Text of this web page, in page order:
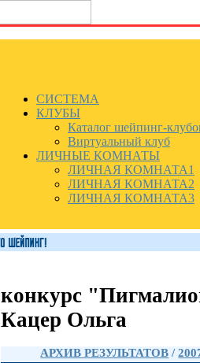
СИСТЕМА
КЛУБЫ
Каталог шейпинг-
Виртуальный клуб
ЛИЧНЫЕ КОМНАТЫ
ЛИЧНАЯ КОМНАТА1
ЛИЧНАЯ КОМНАТА2
ЛИЧНАЯ КОМНАТА3
конкурс
Кацер Ольга
АРХИВ РЕЗУЛЬТАТОВ /